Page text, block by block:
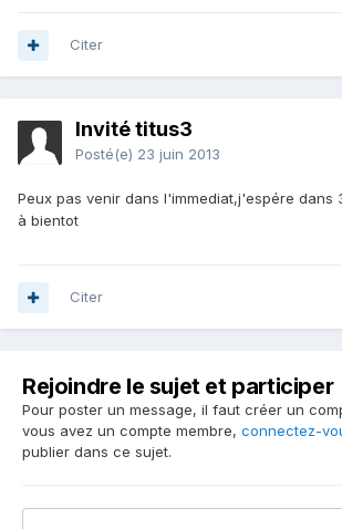
Citer
Invité titus3
Posté(e) 23 juin 2013
Peux pas venir dans l'immediat,j'espére dans
à bientot
Citer
Rejoindre le sujet et participer
Pour poster un message, il faut créer un
vous avez un compte membre, connectez-
publier dans ce sujet.